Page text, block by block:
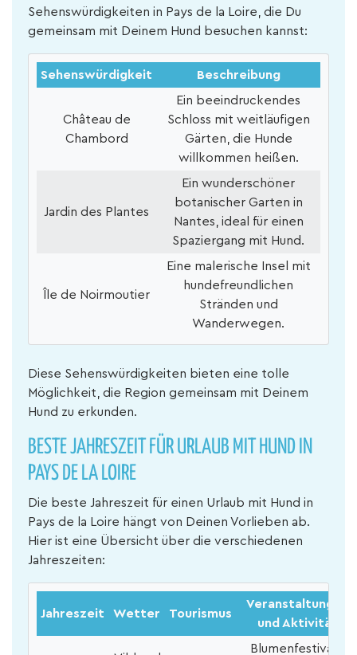
Sehenswürdigkeiten in Pays de la Loire, die Du
gemeinsam mit Deinem Hund besuchen kannst:
Sehenswürdigkeit Beschreibung
Château de
Chambord
Ein beeindruckendes
Schloss mit weitläufigen
Gärten, die Hunde
willkommen heißen.
Jardin des Plantes
Ein wunderschöner
botanischer Garten in
Nantes, ideal für einen
Spaziergang mit Hund.
Île de Noirmoutier
Eine malerische Insel mit
hundefreundlichen
Stränden und
Wanderwegen.
Diese Sehenswürdigkeiten bieten eine tolle
Möglichkeit, die Region gemeinsam mit Deinem
Hund zu erkunden.
BESTE JAHRESZEIT FÜR URLAUB MIT HUND IN
PAYS DE LA LOIRE
Die beste Jahreszeit für einen Urlaub mit Hund in
Pays de la Loire hängt von Deinen Vorlieben ab.
Hier ist eine Übersicht über die verschiedenen
Jahreszeiten:
Jahreszeit Wetter Tourismus
Veranstaltungen
und Aktivität
Blumenfestivals,